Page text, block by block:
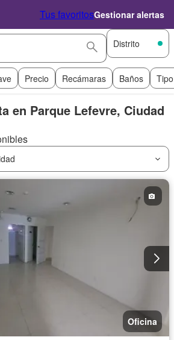
Tus favoritosGestionar alertas
Distrito
Precio Recámaras Baños
en Parque Lefevre, Ciudad
Oficina